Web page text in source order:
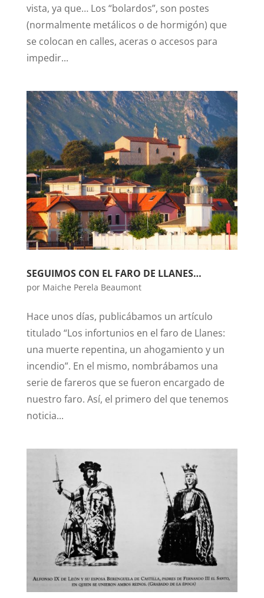
vista, ya que… Los “bolardos”, son postes
(normalmente metálicos o de hormigón) que
se colocan en calles, aceras o accesos para
impedir...
SEGUIMOS CON EL FARO DE LLANES…
por Maiche Perela Beaumont
Hace unos días, publicábamos un artículo
titulado “Los infortunios en el faro de Llanes:
una muerte repentina, un ahogamiento y un
incendio”. En el mismo, nombrábamos una
serie de fareros que se fueron encargado de
nuestro faro. Así, el primero del que tenemos
noticia...